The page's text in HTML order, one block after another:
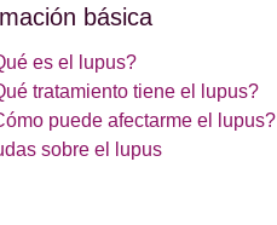
básica
es el lupus?
tratamiento tiene el lupus?
puede afectarme el lupus?
sobre el lupus